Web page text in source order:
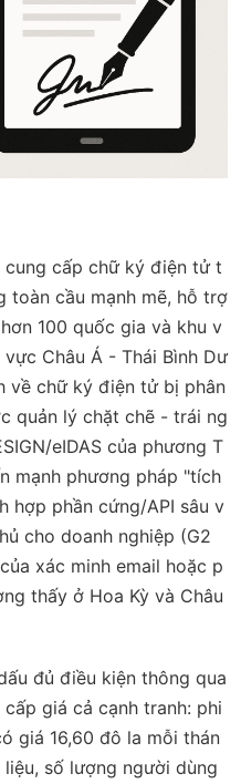
cung cấp chữ ký điện tử t
toàn cầu mạnh mẽ, hỗ trợ
100 quốc gia và khu v
Châu Á - Thái Bình Dư
về chữ ký điện tử bị phân
quản lý chặt chẽ - trái ng
eIDAS của phương T
mạnh phương pháp "tích
hợp phần cứng/API sâu v
cho doanh nghiệp (G2
xác minh email hoặc p
thấy ở Hoa Kỳ và Châu
đủ điều kiện thông qua
giá cả cạnh tranh: phi
giá 16,60 đô la mỗi thán
số lượng người dùng